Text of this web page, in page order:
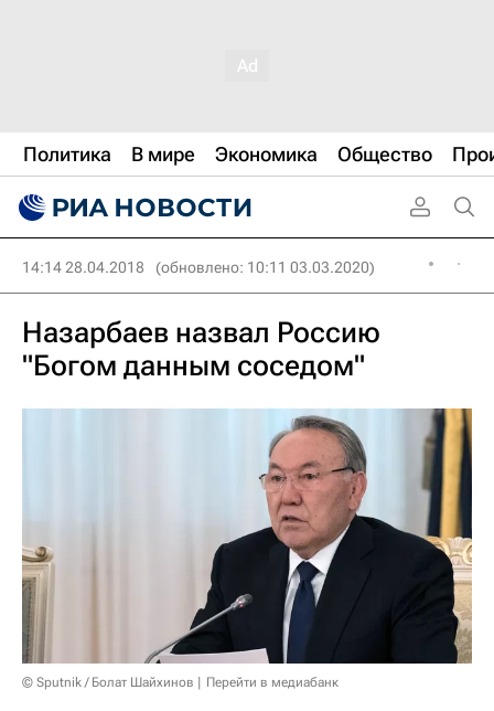
Политика В мире Экономика Общество
14:14 28.04.2018 (обновлено: 10:11 03.03.2020)
Назарбаев назвал Россию
"Богом данным соседом"
© Sputnik / Болат Шайхинов Перейти в медиабанк